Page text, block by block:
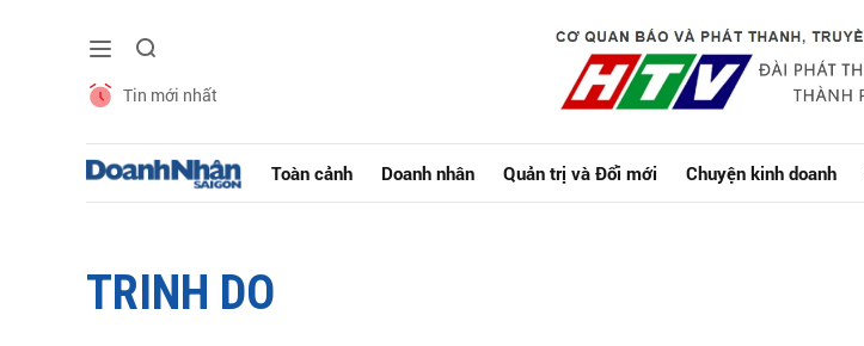
Tin mới nhất
Toàn cảnh Doanh nhân Quản trị và Đổi mới Chuyện kinh doanh
TRINH DO